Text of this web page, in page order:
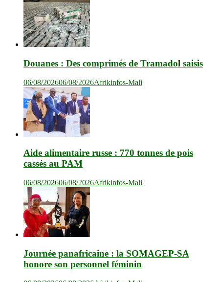
Douanes : Des comprimés de Tramadol saisis
06/08/202606/08/2026Afrikinfos-Mali
Aide alimentaire russe : 770 tonnes de pois
cassés au PAM
06/08/202606/08/2026Afrikinfos-Mali
Journée panafricaine : la SOMAGEP-SA
honore son personnel féminin